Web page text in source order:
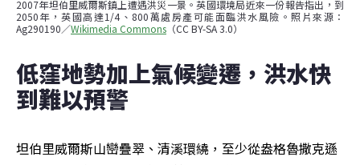
2007年坦伯里威爾斯鎮上遭遇洪災一景。英國環境局近來一份報告指出，到
2050年，英國高達1/4、800萬處房產可能面臨洪水風險。照片來源：
Ag290190／Wikimedia Commons （CC BY-SA 3.0）
低窪地勢加上氣候變遷，洪水快
到難以預警
坦伯里威爾斯山巒疊翠、清溪環繞，至少從盎格魯撒克遜